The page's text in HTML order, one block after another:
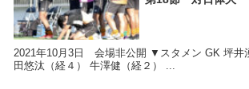
2021年10月3日 会場非公開 ▼スタメン GK 坪井
田悠汰（経４） 牛澤健（経２） ...